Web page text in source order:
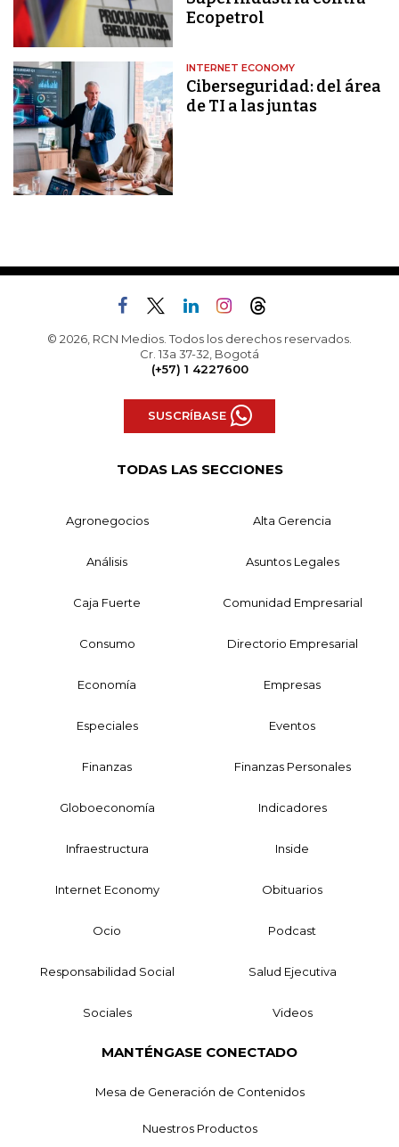
Ecopetrol
INTERNET ECONOMY
Ciberseguridad: del área
de TI a las juntas
© 2026, RCN Medios. Todos los derechos reservados.
Cr. 13a 37-32, Bogotá
(+57) 1 4227600
SUSCRÍBASE
TODAS LAS SECCIONES
Agronegocios Alta Gerencia
Análisis Asuntos Legales
Caja Fuerte Comunidad Empresarial
Consumo Directorio Empresarial
Economía Empresas
Especiales Eventos
Finanzas Finanzas Personales
Globoeconomía Indicadores
Infraestructura Inside
Internet Economy Obituarios
Ocio Podcast
Responsabilidad Social Salud Ejecutiva
Sociales Videos
MANTÉNGASE CONECTADO
Mesa de Generación de Contenidos
Nuestros Productos